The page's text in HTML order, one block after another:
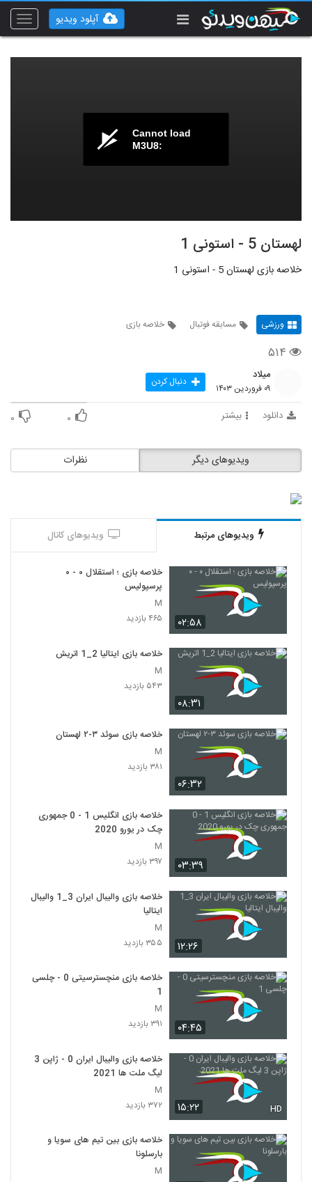
Toggle
آپلود ویدیو
Cannot load
M3U8:
لهستان 5 - استونی 1
خلاصه بازی لهستان 5 - استونی 1
ورزشی مسابقه فوتبال خلاصه بازی
۵۱۴
میلاد
۰۹ فروردین ۱۴۰۳ دنبال کردن
دانلود بیشتر ۰ ۰
نظرات ویدیوهای دیگر
ویدیوهای مرتبط ویدیوهای کانال
۰۲:۵۸
خلاصه بازی ؛ استقلال ۰ - ۰
پرسپولیس
M
۴۶۵ بازدید
۰۸:۳۱
خلاصه بازی ایتالیا 2_1 اتريش
M
۵۴۳ بازدید
۰۶:۳۲
خلاصه بازی سوئد ۳-۲ لهستان
M
۳۸۱ بازدید
۰۳:۳۹
خلاصه بازی انگلیس 1 - 0 جمهوری
چک در یورو 2020
M
۳۹۷ بازدید
۱۲:۲۶
خلاصه بازی والیبال ایران 3_1 والیبال
ایتالیا
M
۳۵۵ بازدید
۰۴:۴۵
خلاصه بازی منچسترسیتی 0 - چلسی
1
M
۳۹۱ بازدید
۱۵:۲۲ HD
خلاصه بازی والیبال ایران 0 - ژاپن 3
لیگ ملت ها 2021
M
۳۷۲ بازدید
خلاصه بازی بین تیم های سویا و
بارسلونا
M